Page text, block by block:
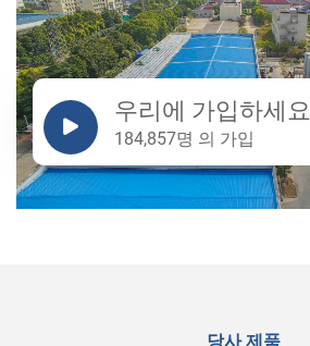
우리에 가입하세요
184,857명 의 가입
당사 제품